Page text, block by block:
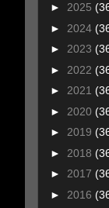
► 2025
► 2024
► 2023
► 2022
► 2021
► 2020
► 2019
► 2018
► 2017
► 2016